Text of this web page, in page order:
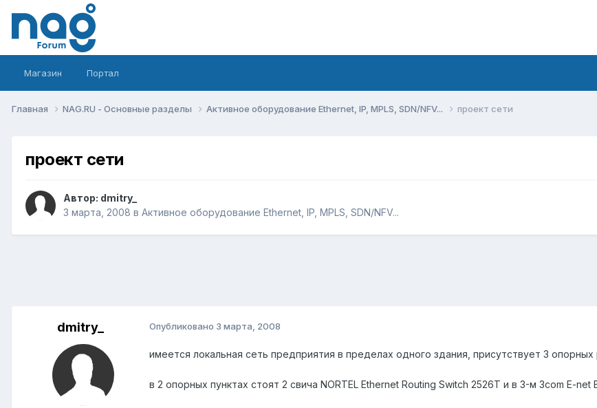
Магазин Портал
Главная NAG.RU - Основные разделы Активное оборудование Ethernet, IP, MPLS, SDN/NFV... проект сети
проект сети
Автор: dmitry_
3 марта, 2008 в Активное оборудование Ethernet, IP, MPLS, SDN/NFV...
dmitry_ Опубликовано 3 марта, 2008
имеется локальная сеть предприятия в пределах одного здания, присутствует 3
в 2 опорных пунктах стоят 2 свича NORTEL Ethernet Routing Switch 2526T и в 3-м 3com E-net